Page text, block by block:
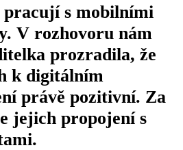
pracují s mobilními
V rozhovoru nám
prozradila, že
k digitálním
právě pozitivní. Za
jejich propojení s